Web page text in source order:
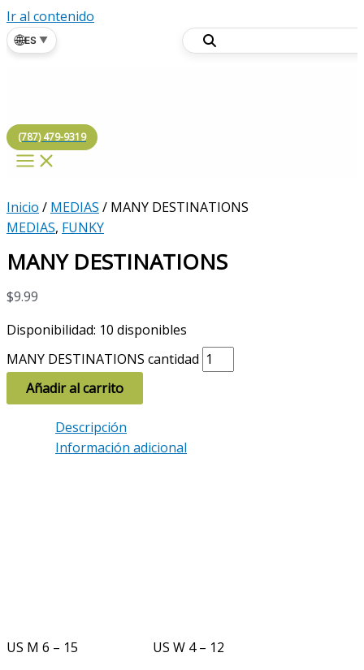
Ir al contenido
🌐ES ▼
(787) 479-9319
Inicio / MEDIAS / MANY DESTINATIONS
MEDIAS, FUNKY
MANY DESTINATIONS
$9.99
Disponibilidad: 10 disponibles
MANY DESTINATIONS cantidad
Añadir al carrito
Descripción
Información adicional
US M 6 – 15 US W 4 – 12